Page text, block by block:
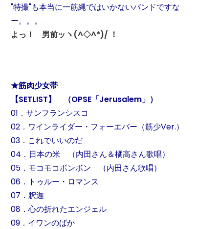
"特撮"も本当に一筋縄ではいかないバンドですな
ー。。。
よっ！ 男前ッヽ(^◇^*)/ ！
★筋肉少女帯
【SETLIST】 （OPSE「Jerusalem」）
01．サンフランシスコ
02．ワインライダー・フォーエバー（筋少Ver.）
03．これでいいのだ
04．日本の米 （内田さん＆橘高さん歌唱）
05．モコモコボンボン （内田さん歌唱）
06．トゥルー・ロマンス
07．釈迦
08．心の折れたエンジェル
09．イワンのばか